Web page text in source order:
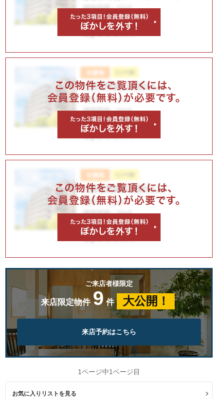
ご来店者様限定
来店限定物件 9 件 大公開！
来店予約はこちら
1ページ中1ページ目
お気に入りリストを見る